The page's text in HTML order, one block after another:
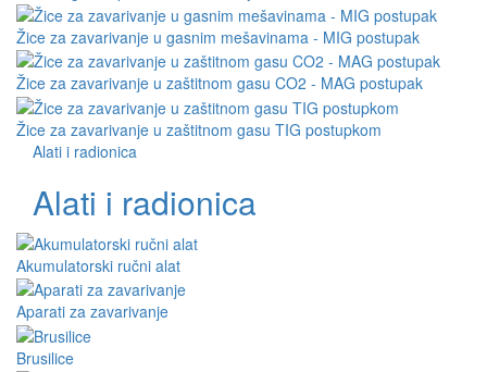
Žice za zavarivanje u gasnim mešavinama - MIG postupak
Žice za zavarivanje u zaštitnom gasu CO2 - MAG postupak
Žice za zavarivanje u zaštitnom gasu TIG postupkom
Alati i radionica
Alati i radionica
Akumulatorski ručni alat
Aparati za zavarivanje
Brusilice